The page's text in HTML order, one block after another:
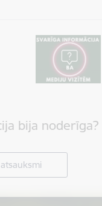
bija noderīga?